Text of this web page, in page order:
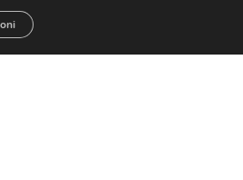
Primo Piano